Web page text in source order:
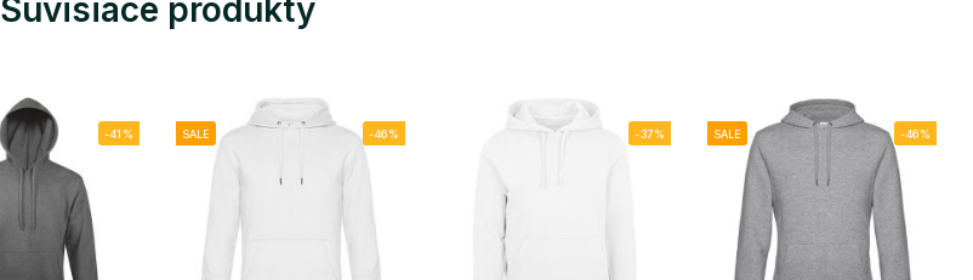
Súvisiace produkty
-41% SALE -46% -37% SALE -46%